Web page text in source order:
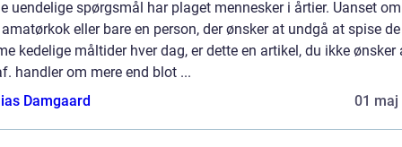
uendelige spørgsmål har plaget mennesker i årtier. Uanset
amatørkok eller bare en person, der ønsker at undgå at spise de
kedelige måltider hver dag, er dette en artikel, du ikke ønsker
handler om mere end blot ...
Damgaard
01 maj